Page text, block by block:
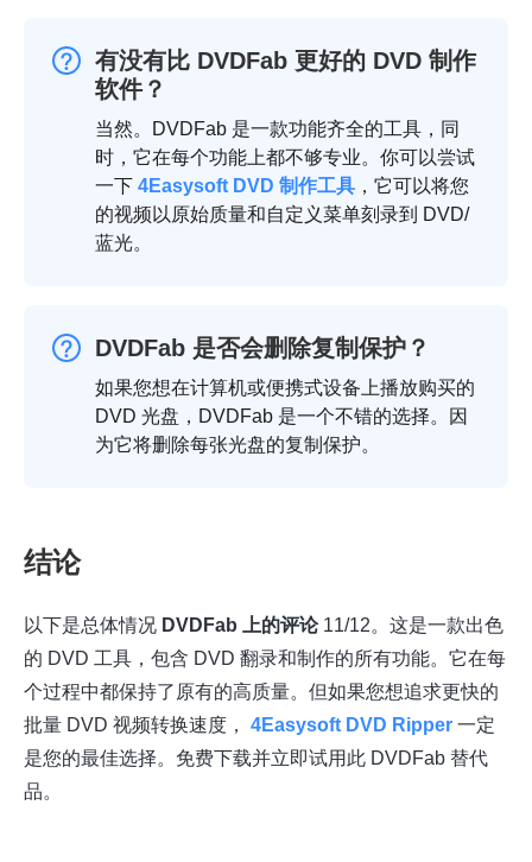
有没有比 DVDFab 更好的 DVD 制作
软件？
当然。DVDFab 是一款功能齐全的工具，同
时，它在每个功能上都不够专业。你可以尝试
一下 4Easysoft DVD 制作工具 ，它可以将您
的视频以原始质量和自定义菜单刻录到 DVD/
蓝光。
DVDFab 是否会删除复制保护？
如果您想在计算机或便携式设备上播放购买的
DVD 光盘，DVDFab 是一个不错的选择。因
为它将删除每张光盘的复制保护。
结论
以下是总体情况 DVDFab 上的评论11/12。这是一款出色
的 DVD 工具，包含 DVD 翻录和制作的所有功能。它在每
个过程中都保持了原有的高质量。但如果您想追求更快的
批量 DVD 视频转换速度， 4Easysoft DVD Ripper 一定
是您的最佳选择。免费下载并立即试用此 DVDFab 替代
品。